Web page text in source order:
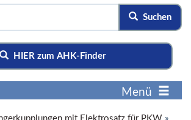
Suchen
HIER zum AHK-Finder
Menü